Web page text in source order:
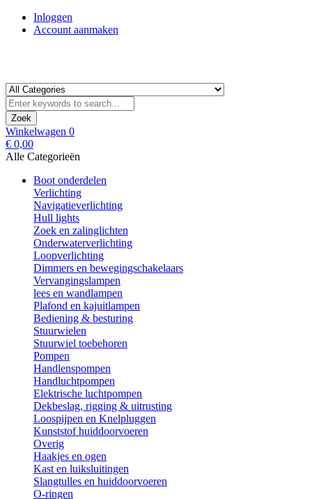
Inloggen
Account aanmaken
Zoek
Winkelwagen 0
€ 0,00
Alle Categorieën
Boot onderdelen
Verlichting
Navigatieverlichting
Hull lights
Zoek en zalinglichten
Onderwaterverlichting
Loopverlichting
Dimmers en bewegingschakelaars
Vervangingslampen
lees en wandlampen
Plafond en kajuitlampen
Bediening & besturing
Stuurwielen
Stuurwiel toebehoren
Pompen
Handlenspompen
Handluchtpompen
Elektrische luchtpompen
Dekbeslag, rigging & uitrusting
Loospijpen en Knelpluggen
Kunststof huiddoorvoeren
Overig
Haakjes en ogen
Kast en luiksluitingen
Slangtulles en huiddoorvoeren
O-ringen